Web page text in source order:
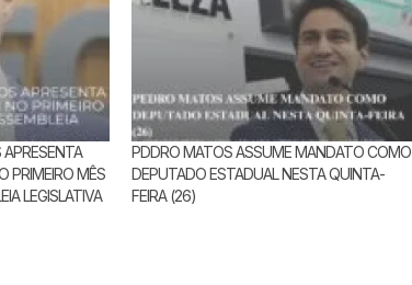
PRIMEIRO MÊS
LEGISLATIVA
PDDRO MATOS ASSUME MANDATO COMO
DEPUTADO ESTADUAL NESTA QUINTA-
FEIRA (26)